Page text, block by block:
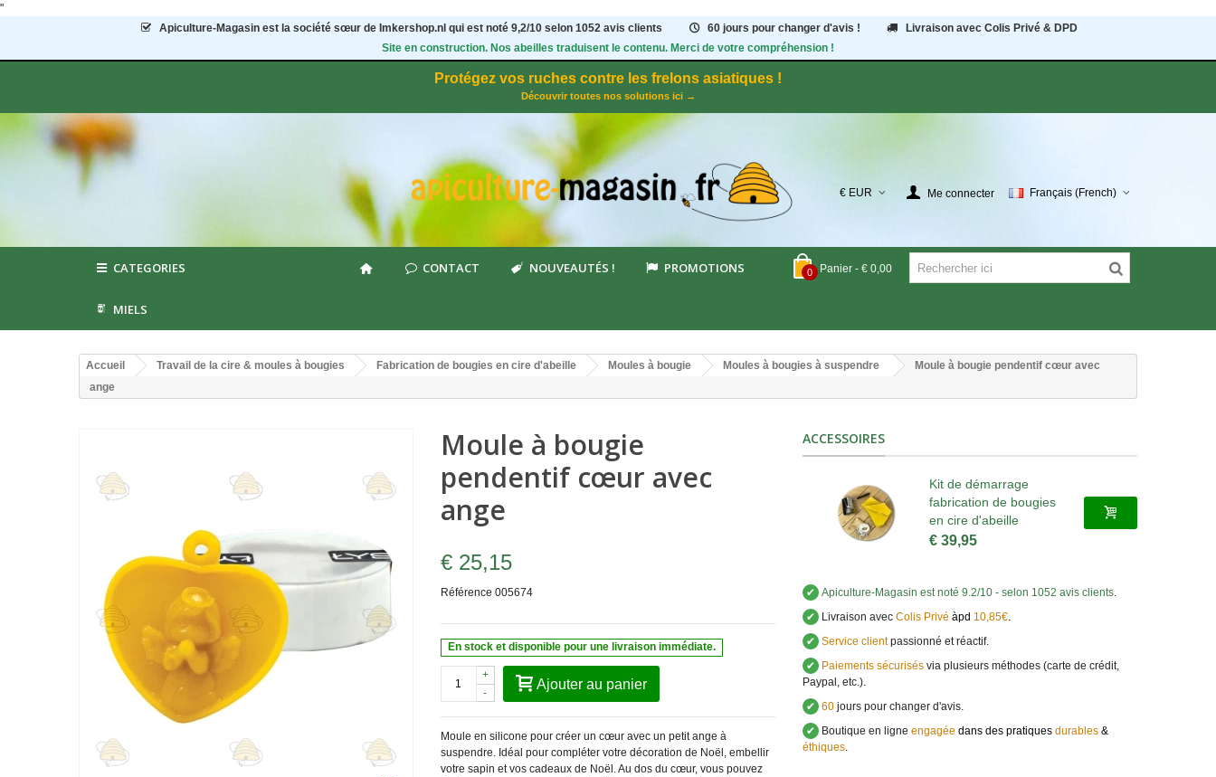
"
Apiculture-Magasin est la société sœur de Imkershop.nl qui est noté 9,2/10 selon 1052avis clients 60 jours pour changer d'avis !
Livraison avec Colis Privé & DPD
Site en construction. Nos abeilles traduisent le contenu. Merci de votre compréhension !
Protégez vos ruches contre les frelons asiatiques !
Découvrir toutes nos solutions ici →
€ EUR Me connecter Français (French)
0 Panier - € 0,00
CATEGORIES CONTACT NOUVEAUTÉS ! PROMOTIONS
MIELS
Accueil Travail de la cire & moules à bougies Fabrication de bougies en cire d'abeille Moules à bougie Moules à bougies à suspendre
Moule à bougie pendentif cœur avec
ange
Moule à bougie
pendentif cœur avec
ange
€ 25,15
Référence 005674
En stock et disponible pour une livraison immédiate.
-
+
Ajouter au panier
Moule en silicone pour créer un cœur avec un petit ange à
suspendre. Idéal pour compléter votre décoration de Noël, embellir
votre sapin et vos cadeaux de Noël. Au dos du cœur, vous pouvez
ACCESSOIRES
Kit de démarrage
fabrication de bougies
en cire d'abeille
€ 39,95
✔ Apiculture-Magasin est noté 9.2/10 - selon 1052 avis clients.
✔ Livraison avecColis Privé àpd 10,85€.
✔ Service clientpassionné et réactif.
✔ Paiements sécurisésvia plusieurs méthodes (carte de crédit,
Paypal, etc.).
✔ 60jours pour changer d'avis.
✔ Boutique en ligne engagée dans des pratiques durables&
éthiques.